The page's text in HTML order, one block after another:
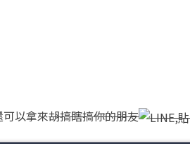
以拿來胡搞瞎搞你的朋友